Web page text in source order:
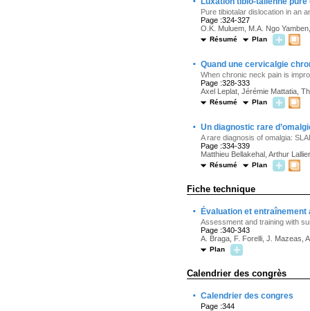
Pure tibiotalar dislocation in an
Page :324-327
O.K. Muluem, M.A. Ngo
Résumé Plan
· Quand une cervicalgie
When chronic neck pain is
Page :328-333
Axel Leplat, Jérémie Mattatia,
Résumé Plan
· Un diagnostic rare
A rare diagnosis of omalgia:
Page :334-339
Matthieu Bellakehal, Arthur
Résumé Plan
Fiche technique
· Évaluation et
Assessment and training with
Page :340-343
A. Braga, F. Forelli, J. Mazeas,
Plan
Calendrier des congrès
· Calendrier des congres
Page :344